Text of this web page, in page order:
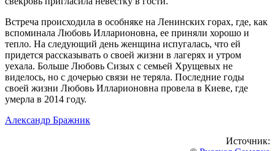
Встреча происходила в особняке на Ленинских горах, где, как
вспоминала Любовь Илларионовна, ее приняли хорошо и
тепло. На следующий день женщина испугалась, что ей
придется рассказывать о своей жизни в лагерях и утром
уехала. Больше Любовь Сизых с семьей Хрущевых не
виделось, но с дочерью связи не теряла. Последние годы
своей жизни Любовь Илларионовна провела в Киеве, где
умерла в 2014 году.
Александр Бражник
Источник: